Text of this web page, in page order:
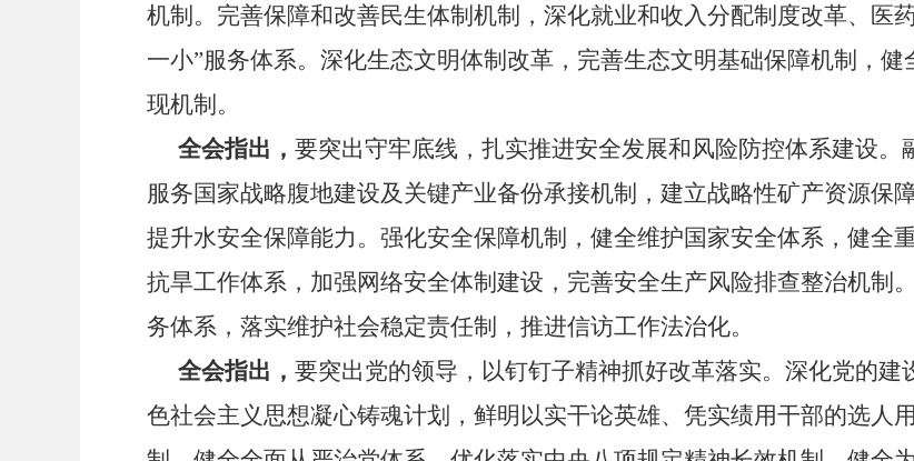
机制。完善保障和改善民生体制机制，深化就业和收入分配制度改革、医
一小”服务体系。深化生态文明体制改革，完善生态文明基础保障机制，
现机制。
全会指出， 要突出守牢底线，扎实推进安全发展和风险防控体系建设
服务国家战略腹地建设及关键产业备份承接机制，建立战略性矿产资源保
提升水安全保障能力。强化安全保障机制，健全维护国家安全体系，健全
抗旱工作体系，加强网络安全体制建设，完善安全生产风险排查整治机制
务体系，落实维护社会稳定责任制，推进信访工作法治化。
全会指出， 要突出党的领导，以钉钉子精神抓好改革落实。深化党的
色社会主义思想凝心铸魂计划，鲜明以实干论英雄、凭实绩用干部的选人